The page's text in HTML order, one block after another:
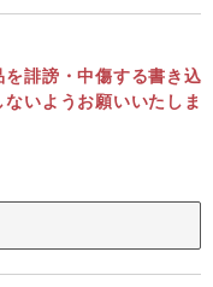
誹謗・中傷する書き込
いようお願いいたしま